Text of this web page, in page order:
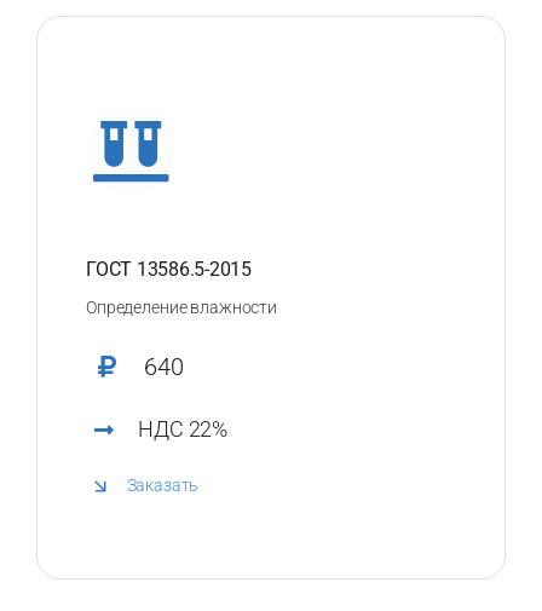
ГОСТ 13586.5-2015
Определение влажности
640
НДС 22%
Заказать